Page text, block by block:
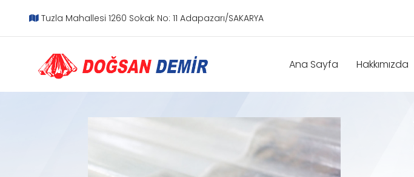
Tuzla Mahallesi 1260 Sokak No: 11 Adapazarı/SAKARYA
Ana Sayfa Hakkımızda